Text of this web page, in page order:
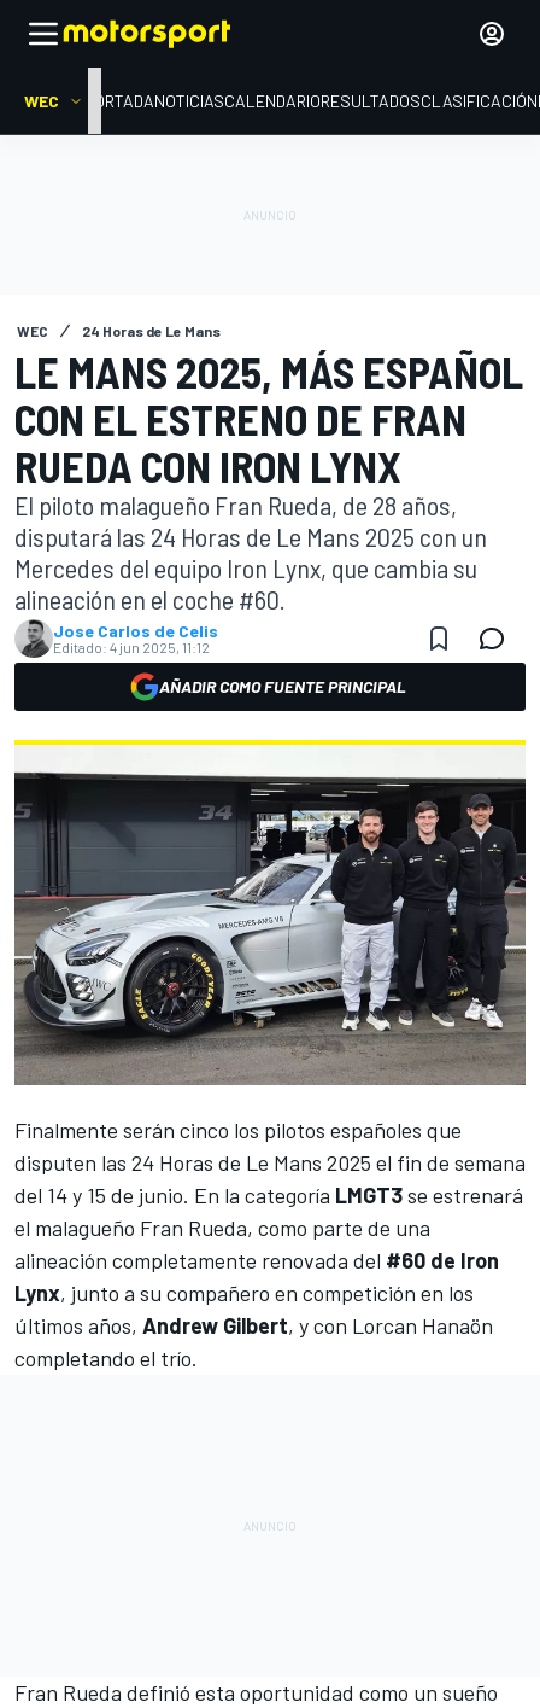
WEC PORTADANOTICIASCALENDARIORESULTADOSCLASIFICACIÓN
WEC 24 Horas de Le Mans
LE MANS 2025, MÁS ESPAÑOL
CON EL ESTRENO DE FRAN
RUEDA CON IRON LYNX
El piloto malagueño Fran Rueda, de 28 años,
disputará las 24 Horas de Le Mans 2025 con un
Mercedes del equipo Iron Lynx, que cambia su
alineación en el coche #60.
Jose Carlos de Celis
Editado: 4 jun 2025, 11:12
AÑADIR COMO FUENTE PRINCIPAL
Finalmente serán cinco los pilotos españoles que
disputen las 24 Horas de Le Mans 2025 el fin de semana
del 14 y 15 de junio. En la categoría LMGT3se estrenará
el malagueño Fran Rueda, como parte de una
alineación completamente renovada del #60 de Iron
Lynx, junto a su compañero en competición en los
últimos años, Andrew Gilbert, y con Lorcan Hanaön
completando el trío.
Fran Rueda definió esta oportunidad como un sueño